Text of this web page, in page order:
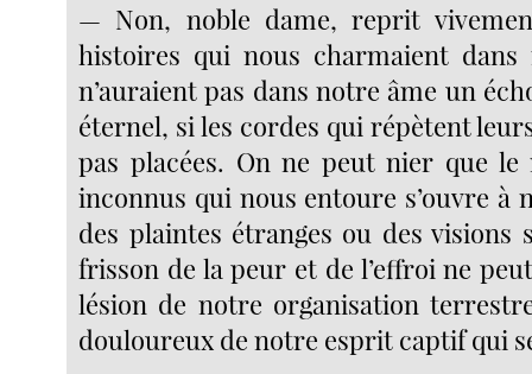
— Non, noble dame, reprit
histoires qui nous charmaient dans
n’auraient pas dans notre âme un
éternel, si les cordes qui répètent
pas placées. On ne peut nier que le
inconnus qui nous entoure s’ouvre à
des plaintes étranges ou des visions
frisson de la peur et de l’effroi ne
lésion de notre organisation
douloureux de notre esprit captif qui